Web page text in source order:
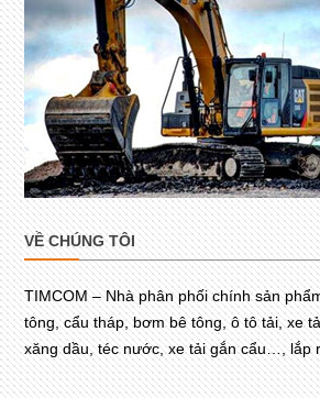
VỀ CHÚNG TÔI
TIMCOM – Nhà phân phối chính sản
tông, cẩu tháp, bơm bê tông, ô tô tải, xe
xăng dầu, téc nước, xe tải gắn cẩu…, lắp